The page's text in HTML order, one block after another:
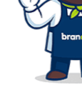
kann
der Regel ohne